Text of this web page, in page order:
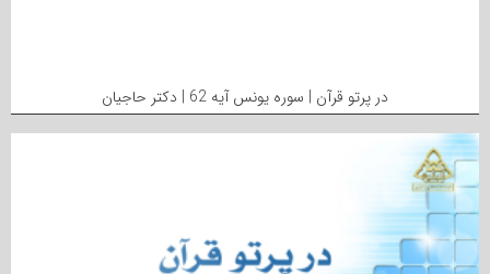
در پرتو قرآن | سوره یونس آیه 62 | دکتر حاجیان